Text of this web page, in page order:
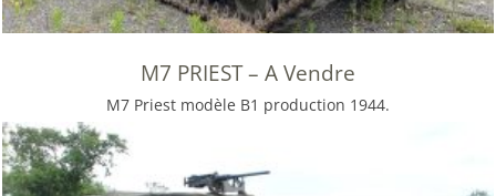
M7 PRIEST – A Vendre
M7 Priest modèle B1 production 1944.